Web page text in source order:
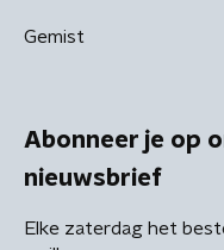
Gemist
Abonneer je op
nieuwsbrief
Elke zaterdag het